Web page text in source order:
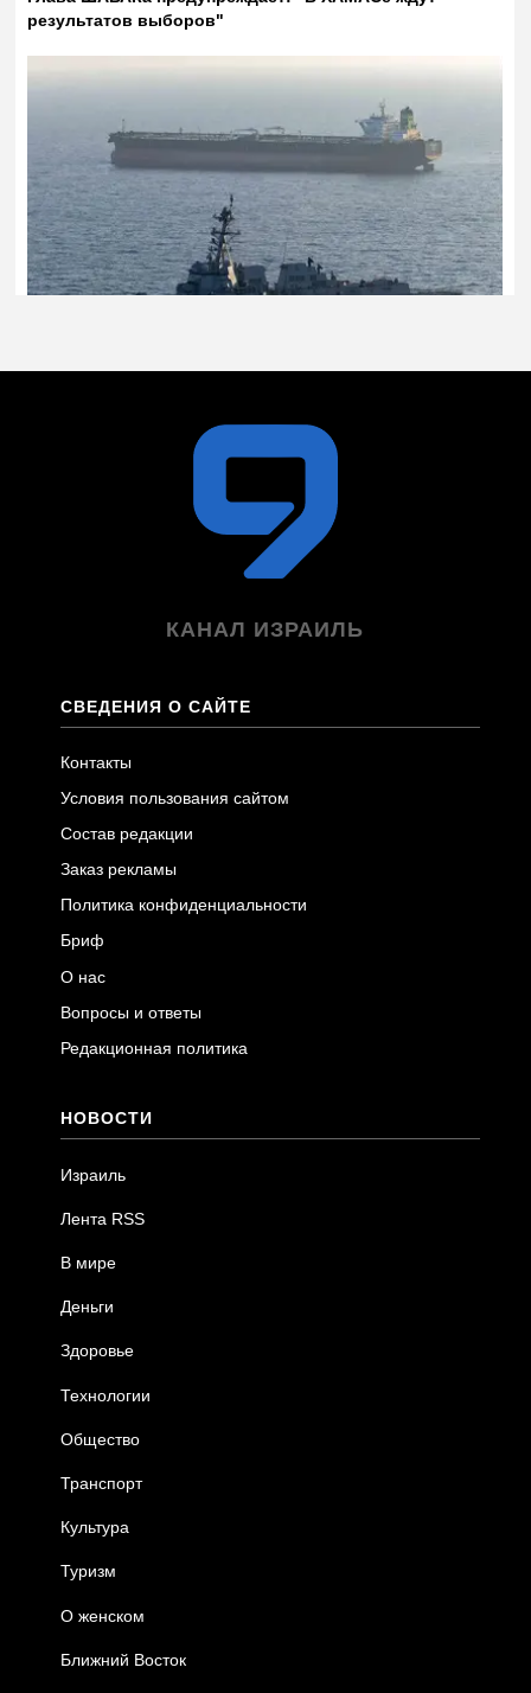
КАНАЛ ИЗРАИЛЬ
СВЕДЕНИЯ О САЙТЕ
Контакты
Условия пользования сайтом
Состав редакции
Заказ рекламы
Политика конфиденциальности
Бриф
О нас
Вопросы и ответы
Редакционная политика
НОВОСТИ
Израиль
Лента RSS
В мире
Деньги
Здоровье
Технологии
Общество
Транспорт
Культура
Туризм
О женском
Ближний Восток